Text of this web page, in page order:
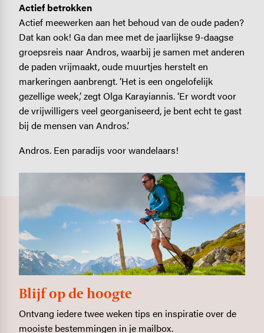
Actief betrokken
Actief meewerken aan het behoud van de oude paden?
Dat kan ook! Ga dan mee met de jaarlijkse 9-daagse
groepsreis naar Andros, waarbij je samen met anderen
de paden vrijmaakt, oude muurtjes herstelt en
markeringen aanbrengt. ‘Het is een ongelofelijk
gezellige week,’ zegt Olga Karayiannis. ‘Er wordt voor
de vrijwilligers veel georganiseerd, je bent echt te gast
bij de mensen van Andros.’
Andros. Een paradijs voor wandelaars!
Blijf op de hoogte
Ontvang iedere twee weken tips en inspiratie over de
mooiste bestemmingen in je mailbox.